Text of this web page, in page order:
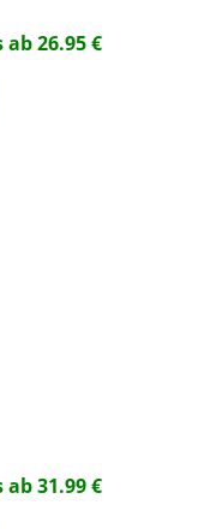
ab26.95€
ab31.99€